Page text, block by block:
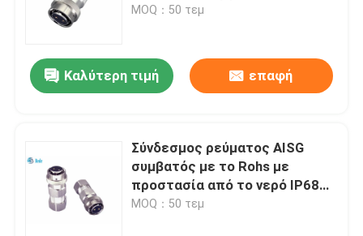
D Υποσυνδέσεις
Σύνδεσμος MIL-Spec
Καλώδιο AISG RET
βιομηχανική υποδοχή βουλωμάτων
σηματοδότησης
MOQ：50 τεμ
Καλύτερη τιμή επαφή
Σύνδεσμος ρεύματος AISG
συμβατός με το Rohs με
προστασία από το νερό IP68
για εφαρμογές υψηλής ισχύος
MOQ：50 τεμ